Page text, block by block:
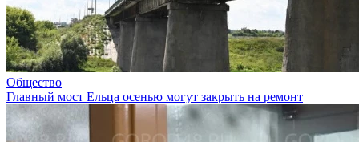
Общество
Главный мост Ельца осенью могут закрыть на ремонт